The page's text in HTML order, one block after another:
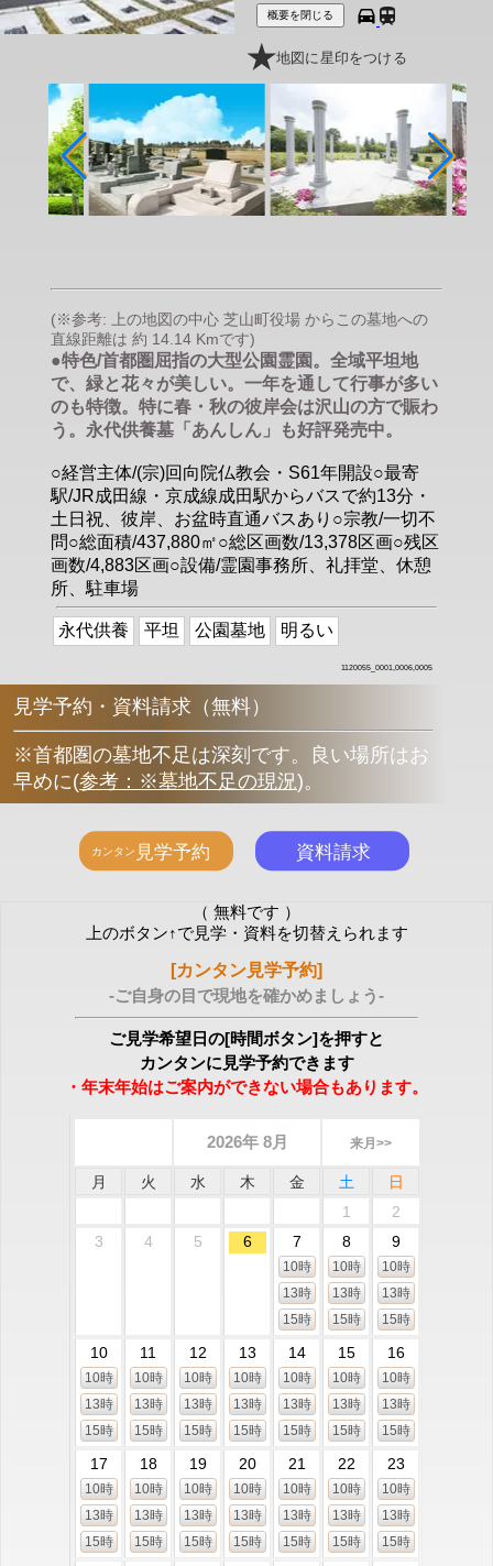
概要を閉じる
地図に星印をつける
(※参考: 上の地図の中心 芝山町役場 からこの墓地への
直線距離は 約 14.14 Kmです)
●特色/首都圏屈指の大型公園霊園。全域平坦地
で、緑と花々が美しい。一年を通して行事が多い
のも特徴。特に春・秋の彼岸会は沢山の方で賑わ
う。永代供養墓「あんしん」も好評発売中。
○経営主体/(宗)回向院仏教会・S61年開設○最寄
駅/JR成田線・京成線成田駅からバスで約13分・
土日祝、彼岸、お盆時直通バスあり○宗教/一切不
問○総面積/437,880㎡○総区画数/13,378区画○残区
画数/4,883区画○設備/霊園事務所、礼拝堂、休憩
所、駐車場
永代供養 平坦 公園墓地 明るい
1120055_0001,0006,0005
見学予約・資料請求（無料）
※首都圏の墓地不足は深刻です。良い場所はお
早めに(参考：※墓地不足の現況)。
（ 無料です ）
上のボタン↑で見学・資料を切替えられます
[カンタン見学予約]
-ご自身の目で現地を確かめましょう-
ご見学希望日の[時間ボタン]を押すと
カンタンに見学予約できます
・年末年始はご案内ができない場合もあります。
2026年 8月 来月>>
月 火 水 木 金 土
日
1
2
3
4 5 6 7
10時
13時
15時
8
10時
13時
15時
9
10時
13時
15時
10
10時
13時
15時
11
10時
13時
15時
12
10時
13時
15時
13
10時
13時
15時
14
10時
13時
15時
15
10時
13時
15時
16
10時
13時
15時
17
10時
13時
15時
18
10時
13時
15時
19
10時
13時
15時
20
10時
13時
15時
21
10時
13時
15時
22
10時
13時
15時
23
10時
13時
15時